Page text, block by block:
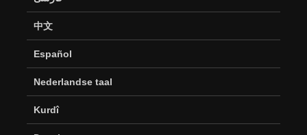
中文
Español
Nederlandse taal
Kurdî